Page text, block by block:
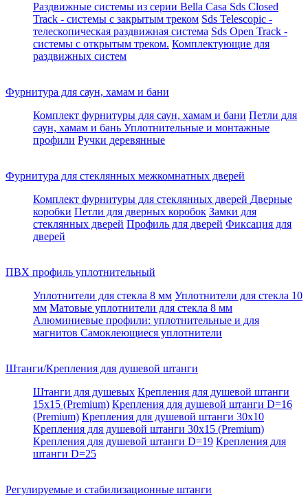
Раздвижные системы из серии Bella Casa Sds Closed
Track - системы с закрытым треком Sds Telescopic -
телескопическая раздвижная система Sds Open Track -
системы с открытым треком. Комплектующие для
раздвижных систем
Фурнитура для саун, хамам и бани
Комплект фурнитуры для саун, хамам и бани Петли для
саун, хамам и бань Уплотнительные и монтажные
профили Ручки деревянные
Фурнитура для стеклянных межкомнатных дверей
Комплект фурнитуры для стеклянных дверей Дверные
коробки Петли для дверных коробок Замки для
стеклянных дверей Профиль для дверей Фиксация для
дверей
ПВХ профиль уплотнительный
Уплотнители для стекла 8 мм Уплотнители для стекла 10
мм Матовые уплотнители для стекла 8 мм
Алюминиевые профили: уплотнительные и для
магнитов Самоклеющиеся уплотнители
Штанги/Крепления для душевой штанги
Штанги для душевых Крепления для душевой штанги
15х15 (Premium) Крепления для душевой штанги D=16
(Premium) Крепления для душевой штанги 30x10
Крепления для душевой штанги 30x15 (Premium)
Крепления для душевой штанги D=19 Крепления для
штанги D=25
Регулируемые и стабилизационные штанги